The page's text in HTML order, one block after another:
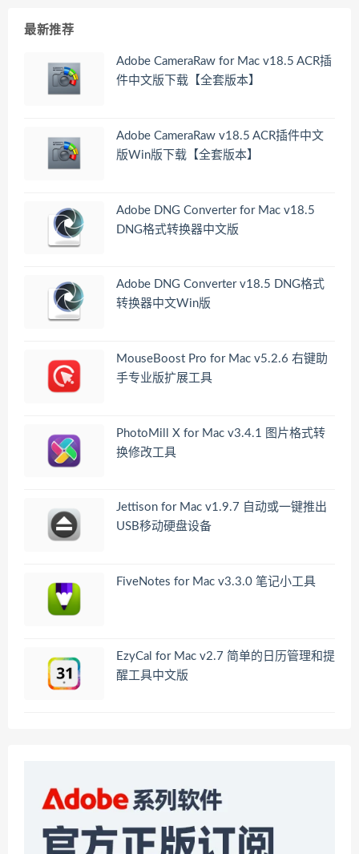
最新推荐
Adobe CameraRaw for Mac v18.5 ACR插
件中文版下载【全套版本】
Adobe CameraRaw v18.5 ACR插件中文
版Win版下载【全套版本】
Adobe DNG Converter for Mac v18.5
DNG格式转换器中文版
Adobe DNG Converter v18.5 DNG格式
转换器中文Win版
MouseBoost Pro for Mac v5.2.6 右键助
手专业版扩展工具
PhotoMill X for Mac v3.4.1 图片格式转
换修改工具
Jettison for Mac v1.9.7 自动或一键推出
USB移动硬盘设备
FiveNotes for Mac v3.3.0 笔记小工具
EzyCal for Mac v2.7 简单的日历管理和提
醒工具中文版